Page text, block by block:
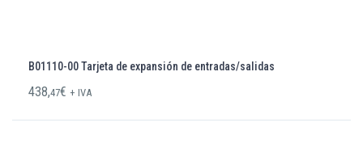
B01110-00 Tarjeta de expansión de entradas/salidas
438,47€ + IVA